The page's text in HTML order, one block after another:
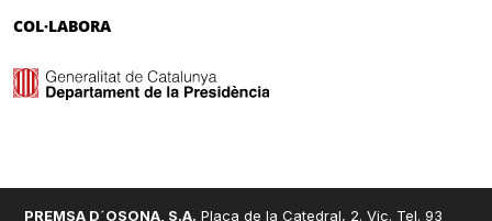
COL·LABORA
PREMSA D´OSONA, S.A. Plaça de la Catedral, 2. Vic. Tel. 93